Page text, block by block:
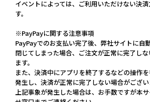
イベントによっては、ご利用いただけない決
す。
※PayPayに関する注意事項
PayPayでのお支払い完了後、弊社サイトに自
閉じてしまった場合、ご注文が正常に完了し
ます。
また、決済中にアプリを終了するなどの操作
発生し、決済が正常に完了しない場合がござい
上記事象が発生した場合は、お手数ですが本